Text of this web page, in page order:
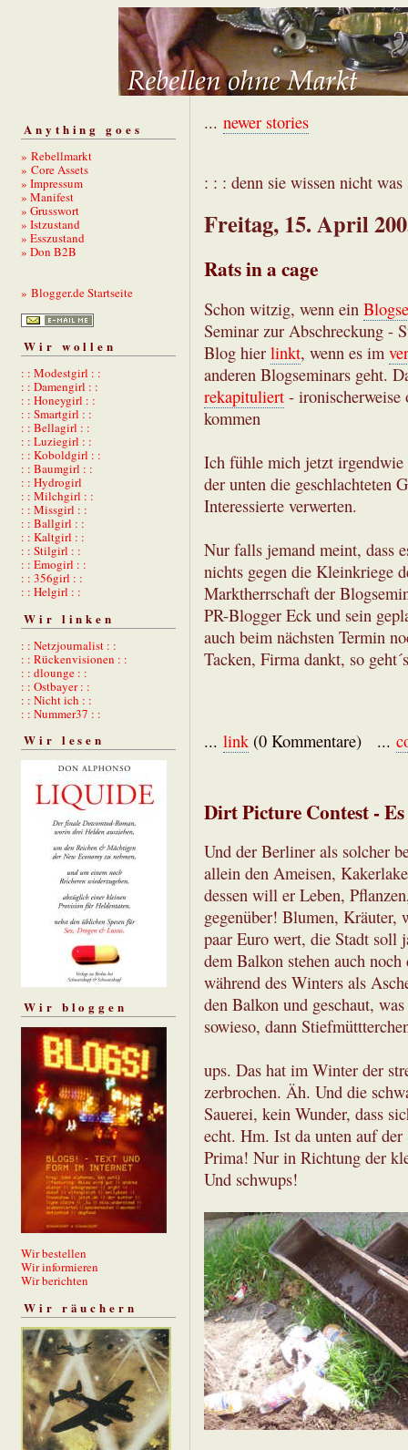
Anything goes
» Rebellmarkt
» Core Assets
» Impressum
» Manifest
» Grusswort
» Istzustand
» Esszustand
» Don B2B
» Blogger.de Startseite
Wir wollen
: : Modestgirl : :
: : Damengirl : :
: : Honeygirl : :
: : Smartgirl : :
: : Bellagirl : :
: : Luziegirl : :
: : Koboldgirl : :
: : Baumgirl : :
: : Hydrogirl
: : Milchgirl : :
: : Missgirl : :
: : Ballgirl : :
: : Kaltgirl : :
: : Stilgirl : :
: : Emogirl : :
: : 356girl : :
: : Helgirl : :
Wir linken
: : Netzjournalist : :
: : Rückenvisionen : :
: : dlounge : :
: : Ostbayer : :
: : Nicht ich : :
: : Nummer37 : :
Wir lesen
Wir bloggen
Wir bestellen
Wir informieren
Wir berichten
Wir räuchern
... newer stories
: : : denn sie wissen nicht
Freitag, 15. April
Rats in a cage
Schon witzig, wenn ein
Seminar zur Abschreckung -
Blog hier linkt, wenn es im
anderen Blogseminars geht.
rekapituliert - ironischerweise
kommen
Ich fühle mich jetzt irgendwie
der unten die geschlachteten
Interessierte verwerten.
Nur falls jemand meint, dass
nichts gegen die Kleinkriege
Marktherrschaft der
PR-Blogger Eck und sein
auch beim nächsten Termin
Tacken, Firma dankt, so
... link (0 Kommentare) ...
Dirt Picture Contest -
Und der Berliner als solcher
allein den Ameisen,
dessen will er Leben,
gegenüber! Blumen, Kräuter,
paar Euro wert, die Stadt soll
dem Balkon stehen auch
während des Winters als
den Balkon und geschaut,
sowieso, dann
ups. Das hat im Winter der
zerbrochen. Äh. Und die
Sauerei, kein Wunder, dass
echt. Hm. Ist da unten auf der
Prima! Nur in Richtung der
Und schwups!